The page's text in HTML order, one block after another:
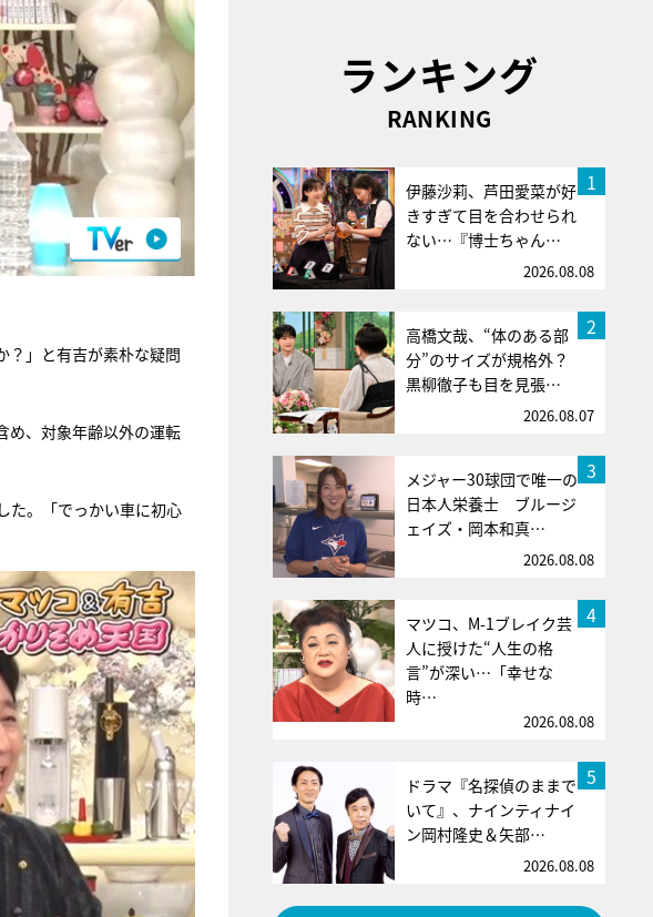
？」と有吉が素朴な疑問
め、対象年齢以外の運転
た。「でっかい車に初心
ランキング
RANKING
1
伊藤沙莉、芦田愛菜が好
きすぎて目を合わせられ
ない…『博士ちゃん…
2026.08.08
2
高橋文哉、“体のある部
分”のサイズが規格外？
黒柳徹子も目を見張…
2026.08.07
3
メジャー30球団で唯一の
日本人栄養士 ブルージ
ェイズ・岡本和真…
2026.08.08
4
マツコ、M-1ブレイク芸
人に授けた“人生の格
言”が深い…「幸せな
時…
2026.08.08
5
ドラマ『名探偵のままで
いて』、ナインティナイ
ン岡村隆史＆矢部…
2026.08.08